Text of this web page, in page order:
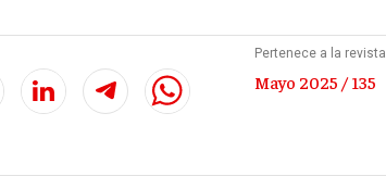
Pertenece a la revista
Mayo 2025 / 135